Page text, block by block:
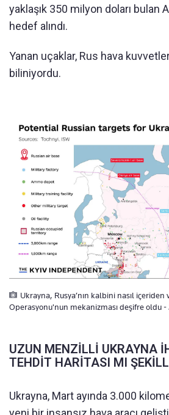
yaklaşık 350 milyon doları bulan
hedef alındı.
Yanan uçaklar, Rus hava
biliniyordu.
Ukrayna, Rusya’nın kalbini nasıl içeriden
Operasyonu'nun mekanizması deşifre oldu -
UZUN MENZİLLİ UKRAYNA
TEHDİT HARİTASI MI
Ukrayna, Mart ayında 3.000